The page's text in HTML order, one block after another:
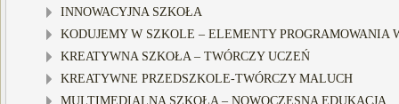
INNOWACYJNA SZKOŁA
KODUJEMY W SZKOLE – ELEMENTY PROGRAMOWANIA
KREATYWNA SZKOŁA – TWÓRCZY UCZEŃ
KREATYWNE PRZEDSZKOLE-TWÓRCZY MALUCH
MULTIMEDIALNA SZKOŁA – NOWOCZESNA EDUKACJA